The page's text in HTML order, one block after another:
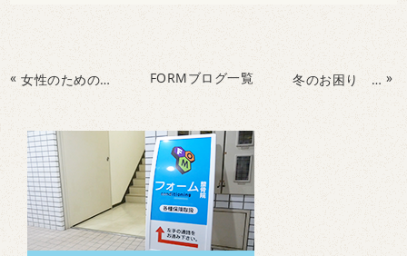
« 女性のための筋膜リリース FORMブログ一覧 冬のお困り 生理ちゃんとの付き合い方 »